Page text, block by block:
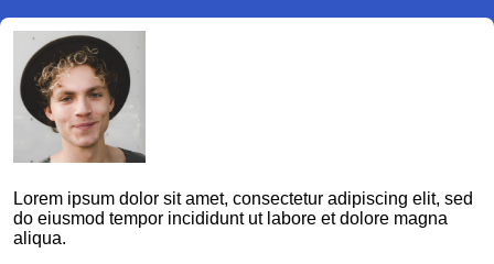
Lorem ipsum dolor sit amet, consectetur adipiscing elit, sed
do eiusmod tempor incididunt ut labore et dolore magna
aliqua.